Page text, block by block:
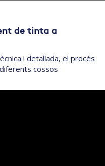
de tinta a
i detallada, el procés
cossos